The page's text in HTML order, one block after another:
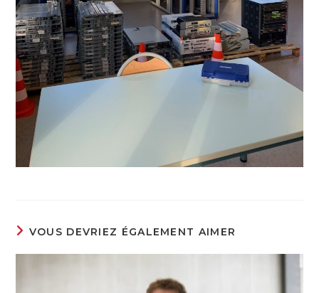
VOUS DEVRIEZ ÉGALEMENT AIMER